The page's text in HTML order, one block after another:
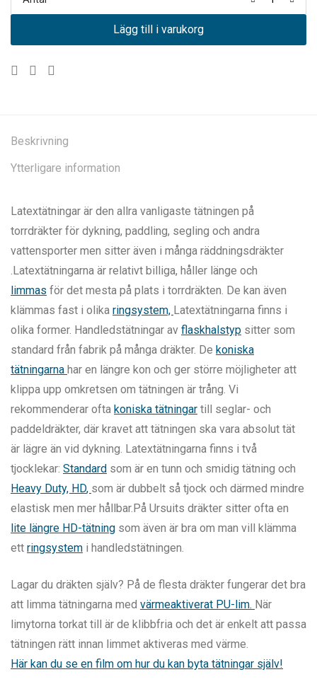
Lägg till i varukorg
Beskrivning
Ytterligare information
Latextätningar är den allra vanligaste tätningen på
torrdräkter för dykning, paddling, segling och andra
vattensporter men sitter även i många räddningsdräkter
.Latextätningarna är relativt billiga, håller länge och
limmas för det mesta på plats i torrdräkten. De kan även
klämmas fast i olika ringsystem, Latextätningarna finns i
olika former. Handledstätningar av flaskhalstyp sitter som
standard från fabrik på många dräkter. De koniska
tätningarna har en längre kon och ger större möjligheter att
klippa upp omkretsen om tätningen är trång. Vi
rekommenderar ofta koniska tätningar till seglar- och
paddeldräkter, där kravet att tätningen ska vara absolut tät
är lägre än vid dykning. Latextätningarna finns i två
tjocklekar: Standard som är en tunn och smidig tätning och
Heavy Duty, HD, som är dubbelt så tjock och därmed mindre
elastisk men mer hållbar.På Ursuits dräkter sitter ofta en
lite längre HD-tätning som även är bra om man vill klämma
ett ringsystem i handledstätningen.
Lagar du dräkten själv? På de flesta dräkter fungerar det bra
att limma tätningarna med värmeaktiverat PU-lim. När
limytorna torkat till är de klibbfria och det är enkelt att passa
tätningen rätt innan limmet aktiveras med värme.
Här kan du se en film om hur du kan byta tätningar själv!